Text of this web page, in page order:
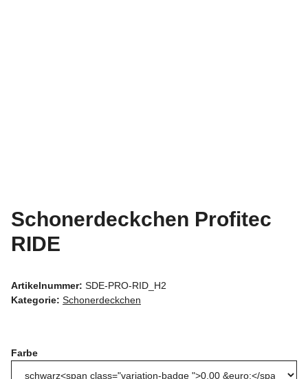
Schonerdeckchen Profitec
RIDE
Artikelnummer: SDE-PRO-RID_H2
Kategorie: Schonerdeckchen
Farbe